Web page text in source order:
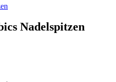
Nadelspitzen